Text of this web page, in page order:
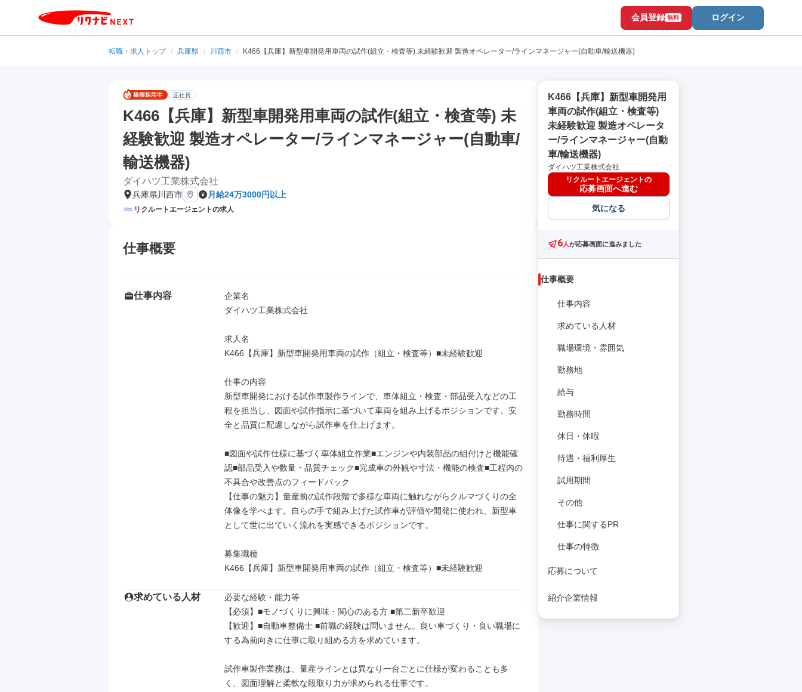
会員登録 無料 ログイン
転職・求人トップ / 兵庫県 / 川西市 / K466【兵庫】新型車開発用車両の試作(組立・検査等) 未経験歓迎 製造オペレーター/ラインマネージャー(自動車/輸送機器)
正社員
K466【兵庫】新型車開発用車両の試作(組立・検査等) 未
経験歓迎 製造オペレーター/ラインマネージャー(自動車/
輸送機器)
ダイハツ工業株式会社
兵庫県川西市 月給24万3000円以上
リクルートエージェントの求人
仕事概要
仕事内容
企業名
ダイハツ工業株式会社
求人名
K466【兵庫】新型車開発用車両の試作（組立・検査等）■未経験歓迎
仕事の内容
新型車開発における試作車製作ラインで、車体組立・検査・部品受入などの工
程を担当し、図面や試作指示に基づいて車両を組み上げるポジションです。安
全と品質に配慮しながら試作車を仕上げます。
■図面や試作仕様に基づく車体組立作業■エンジンや内装部品の組付けと機能確
認■部品受入や数量・品質チェック■完成車の外観や寸法・機能の検査■工程内の
不具合や改善点のフィードバック
【仕事の魅力】量産前の試作段階で多様な車両に触れながらクルマづくりの全
体像を学べます。自らの手で組み上げた試作車が評価や開発に使われ、新型車
として世に出ていく流れを実感できるポジションです。
募集職種
K466【兵庫】新型車開発用車両の試作（組立・検査等）■未経験歓迎
求めている人材
必要な経験・能力等
【必須】■モノづくりに興味・関心のある方 ■第二新卒歓迎
【歓迎】■自動車整備士 ■前職の経験は問いません。良い車づくり・良い職場に
する為前向きに仕事に取り組める方を求めています。
試作車製作業務は、量産ラインとは異なり一台ごとに仕様が変わることも多
く、図面理解と柔軟な段取り力が求められる仕事です。
K466【兵庫】新型車開発用
車両の試作(組立・検査等)
未経験歓迎 製造オペレータ
ー/ラインマネージャー(自動
車/輸送機器)
ダイハツ工業株式会社
リクルートエージェントの
応募画面へ進む
気になる
6人が応募画面に進みました
仕事概要
仕事内容
求めている人材
職場環境・雰囲気
勤務地
給与
勤務時間
休日・休暇
待遇・福利厚生
試用期間
その他
仕事に関するPR
仕事の特徴
応募について
紹介企業情報